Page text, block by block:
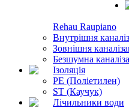
Rehau Raupiano
Внутрішня
Зовнішня
Безшумна
Ізоляція
PE (Поліетилен)
ST (Каучук)
Лічильники води